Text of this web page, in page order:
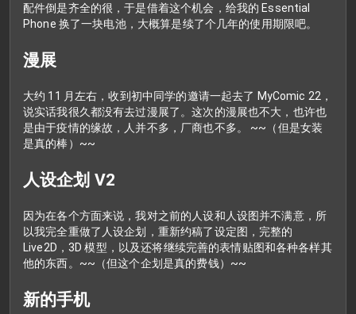
配件倒是齐全的很，于是借着这个机会，给我的 Essential
Phone 换了一块电池，大概算是续了个几年的使用期限吧。
漫展
大约 11 月左右，收到初中同学的邀请一起去了 MyComic 22，
说实话我很久都没有去过漫展了。这次的漫展也不大，也许也
是由于疫情的缘故，人并不多，厂商也不多。 ~~（但是女装
是真的棒）~~
人设企划 V2
因为在各个方面来说，我对之前的人设和人设图并不满意，所
以我完全重做了人设企划，重新约稿了设定图，完整的
Live2D，3D 模型，以及还将继续完善的表情贴图和各种各样其
他的东西。~~（但这个企划是真的费钱）~~
新的手机